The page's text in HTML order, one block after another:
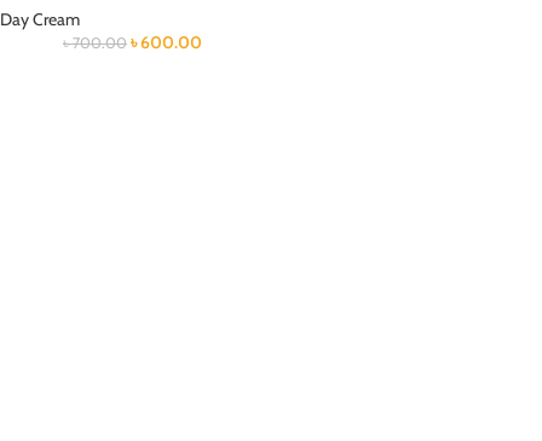
Day Cream
৳700.00 ৳600.00